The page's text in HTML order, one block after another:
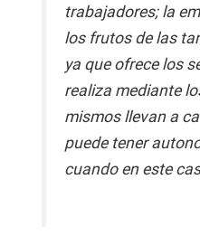
trabajadores; la
los frutos de las
ya que ofrece los
realiza mediante
mismos llevan a
puede tener
cuando en este